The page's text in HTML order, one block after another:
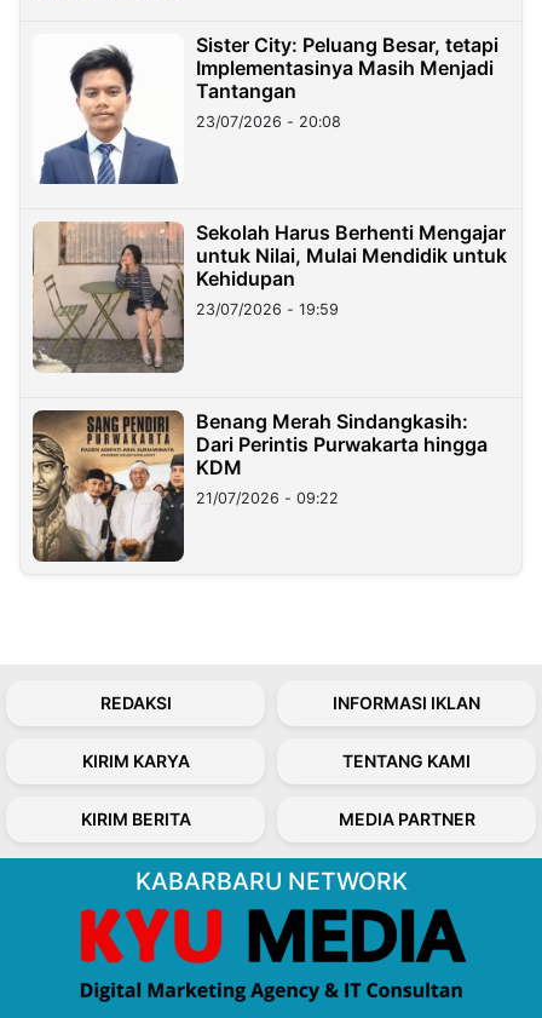
Sister City: Peluang Besar, tetapi
Implementasinya Masih Menjadi
Tantangan
23/07/2026 - 20:08
Sekolah Harus Berhenti Mengajar
untuk Nilai, Mulai Mendidik untuk
Kehidupan
23/07/2026 - 19:59
Benang Merah Sindangkasih:
Dari Perintis Purwakarta hingga
KDM
21/07/2026 - 09:22
REDAKSI INFORMASI IKLAN
KIRIM KARYA TENTANG KAMI
KIRIM BERITA MEDIA PARTNER
KABARBARU NETWORK